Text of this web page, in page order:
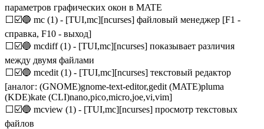
параметров графических окон в MATE
⬜☑️🔵 mc (1) - [TUI,mc][ncurses] файловый менеджер [F1 -
справка, F10 - выход]
⬜☑️🔵 mcdiff (1) - [TUI,mc][ncurses] показывает различия
между двумя файлами
⬜☑️🔵 mcedit (1) - [TUI,mc][ncurses] текстовый редактор
[аналог: (GNOME)gnome-text-editor,gedit (MATE)pluma
(KDE)kate (CLI)nano,pico,micro,joe,vi,vim]
⬜☑️🔵 mcview (1) - [TUI,mc][ncurses] просмотр текстовых
файлов